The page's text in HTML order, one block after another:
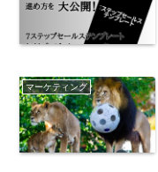
マーケティング